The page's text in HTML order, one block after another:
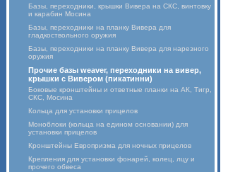
Базы, переходники, крышки Вивера на СКС, винтовку
и карабин Мосина
Базы, переходники на планку Вивера для
гладкоствольного оружия
Базы, переходники на планку Вивера для нарезного
оружия
Прочие базы weaver, переходники на вивер,
крышки с Вивером (пикатинни)
Боковые кронштейны и ответные планки на АК, Тигр,
СКС, Мосина
Кольца для установки прицелов
Моноблоки (кольца на едином основании) для
установки прицелов
Кронштейны Европризма для ночных прицелов
Крепления для установки фонарей, колец, лцу и
прочего обвеса